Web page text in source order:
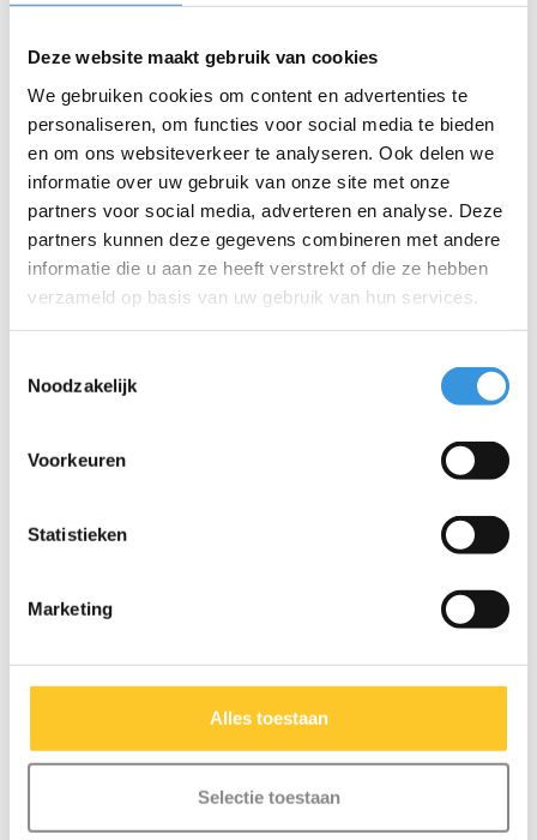
Deze website maakt gebruik van cookies
We gebruiken cookies om content en advertenties te
personaliseren, om functies voor social media te bieden
en om ons websiteverkeer te analyseren. Ook delen we
informatie over uw gebruik van onze site met onze
partners voor social media, adverteren en analyse. Deze
partners kunnen deze gegevens combineren met andere
informatie die u aan ze heeft verstrekt of die ze hebben
verzameld op basis van uw gebruik van hun services.
Noodzakelijk
Voorkeuren
Statistieken
Marketing
Alles toestaan
Selectie toestaan
De kleurnaam van de rem komt overeen met de originele kleur
van de step. Wil je een andere look? Kies dan gerust een andere
kleur!
INSTRUCTIES
Hoe vervang ik de rem van mijn Maxi Micro
step?
Draai de 8 zwarte schroeven aan de onderkant los en
verwijder de bodemplaat.
Soms kan er roest op de schroeven zitten door een reactie
tussen de metalen. Gebruik in dat geval een brede platte
schroevendraaier en draai de schroeven voorzichtig los.
Vervang de rem en plaats de bodemplaat terug.
Let op: